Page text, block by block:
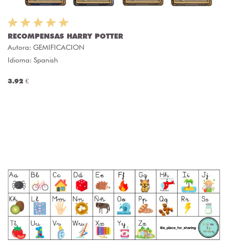
RECOMPENSAS HARRY POTTER
Autora: GEMIFICACION
Idioma: Spanish
3.92 €